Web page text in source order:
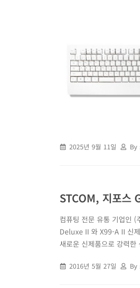
2025년 9월 11일 By
STCOM, 지포스
컴퓨팅 전문 유통 기업인
Deluxe II 와 X99-A II 신
새로운 신제품으로 강력
2016년 5월 27일 By